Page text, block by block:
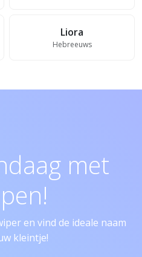
Liora
Hebreeuws
met
en vind de ideale naam
kleintje!